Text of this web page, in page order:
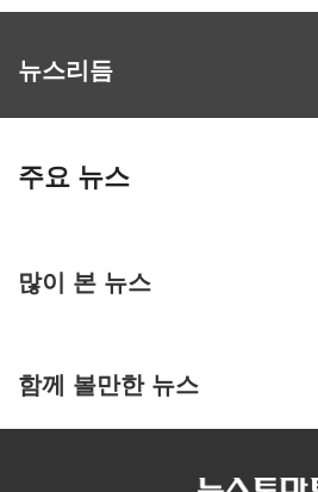
뉴스리듬
주요 뉴스
많이 본 뉴스
함께 볼만한 뉴스